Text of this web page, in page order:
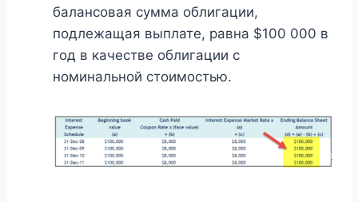
балансовая сумма облигации,
подлежащая выплате, равна $100 000 в
год в качестве облигации с
номинальной стоимостью.